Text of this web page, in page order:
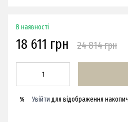
В наявності
18 611 грн 24 814 грн
% Увійти для відображення